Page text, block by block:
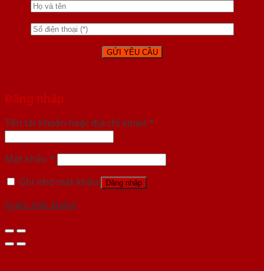
Đăng nhập
Tên tài khoản hoặc địa chỉ email *
Mật khẩu *
Ghi nhớ mật khẩu
Đăng nhập
Quên mật khẩu?